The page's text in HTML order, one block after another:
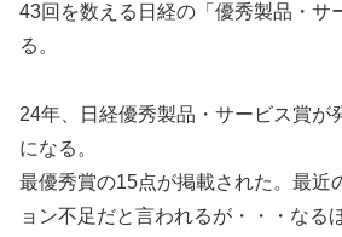
43回を数える日経の「優秀製品・サ
る。
24年、日経優秀製品・サービス賞が
になる。
最優秀賞の15点が掲載された。最近
ョン不足だと言われるが・・・なる